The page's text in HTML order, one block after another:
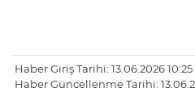
Haber Giriş Tarihi: 13.06.2026 10:25
Haber Güncellenme Tarihi: